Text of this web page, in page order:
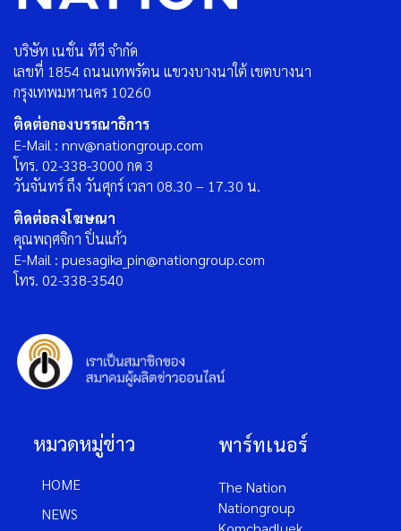
บริษัท เนชั่น ทีวี จำกัด
เลขที่ 1854 ถนนเทพรัตน แขวงบางนาใต้ เขตบางนา
กรุงเทพมหานคร 10260
ติดต่อกองบรรณาธิการ
E-Mail : nnv@nationgroup.com
โทร. 02-338-3000 กด 3
วันจันทร์ ถึง วันศุกร์ เวลา 08.30 – 17.30 น.
ติดต่อลงโฆษณา
คุณพฤศจิกา ปิ่นแก้ว
E-Mail : puesagika_pin@nationgroup.com
โทร. 02-338-3540
หมวดหมู่ข่าว
HOME
NEWS
พาร์ทเนอร์
The Nation
Nationgroup